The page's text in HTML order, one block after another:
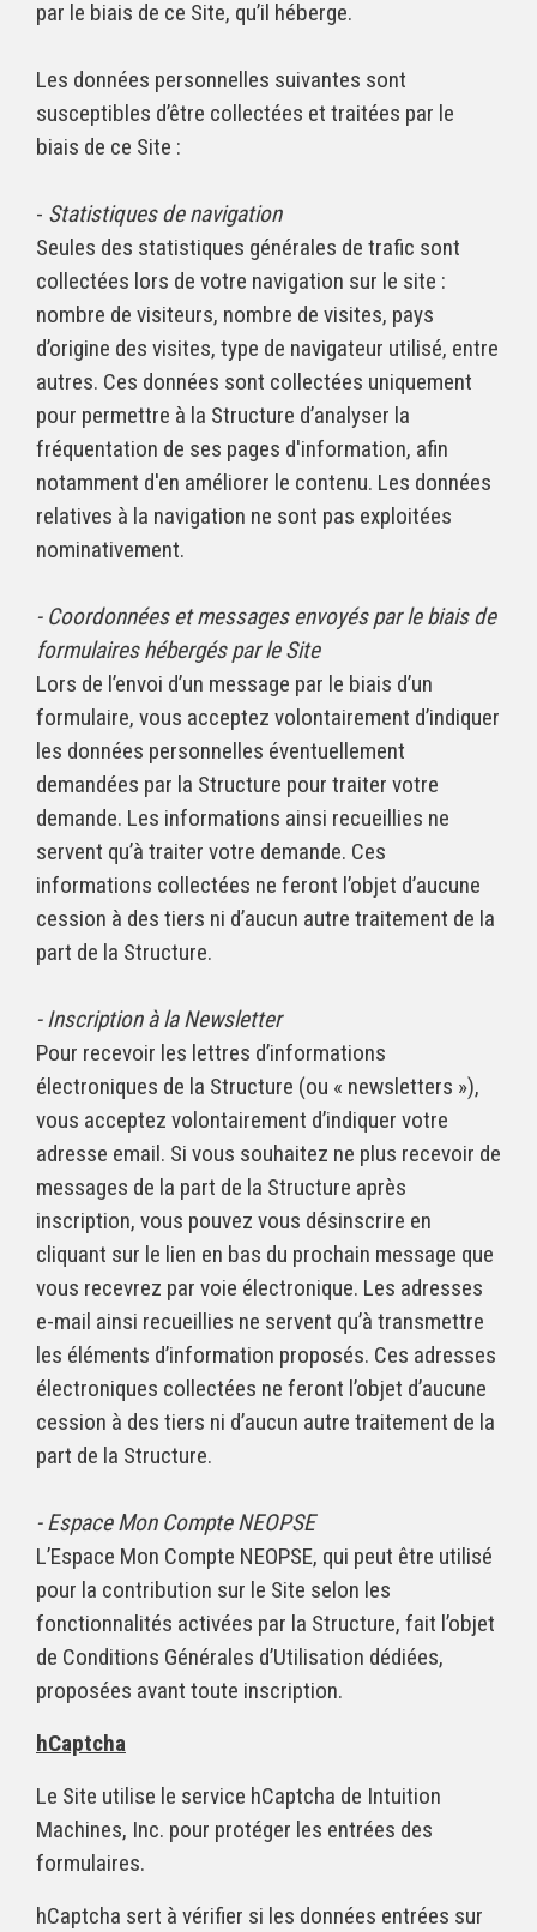
par le biais de ce Site, qu’il héberge.
Les données personnelles suivantes sont
susceptibles d’être collectées et traitées par le
biais de ce Site :
- Statistiques de navigation
Seules des statistiques générales de trafic sont
collectées lors de votre navigation sur le site :
nombre de visiteurs, nombre de visites, pays
d’origine des visites, type de navigateur utilisé, entre
autres. Ces données sont collectées uniquement
pour permettre à la Structure d’analyser la
fréquentation de ses pages d'information, afin
notamment d'en améliorer le contenu. Les données
relatives à la navigation ne sont pas exploitées
nominativement.
- Coordonnées et messages envoyés par le biais de
formulaires hébergés par le Site
Lors de l’envoi d’un message par le biais d’un
formulaire, vous acceptez volontairement d’indiquer
les données personnelles éventuellement
demandées par la Structure pour traiter votre
demande. Les informations ainsi recueillies ne
servent qu’à traiter votre demande. Ces
informations collectées ne feront l’objet d’aucune
cession à des tiers ni d’aucun autre traitement de la
part de la Structure.
- Inscription à la Newsletter
Pour recevoir les lettres d’informations
électroniques de la Structure (ou « newsletters »),
vous acceptez volontairement d’indiquer votre
adresse email. Si vous souhaitez ne plus recevoir de
messages de la part de la Structure après
inscription, vous pouvez vous désinscrire en
cliquant sur le lien en bas du prochain message que
vous recevrez par voie électronique. Les adresses
e-mail ainsi recueillies ne servent qu’à transmettre
les éléments d’information proposés. Ces adresses
électroniques collectées ne feront l’objet d’aucune
cession à des tiers ni d’aucun autre traitement de la
part de la Structure.
- Espace Mon Compte NEOPSE
L’Espace Mon Compte NEOPSE, qui peut être utilisé
pour la contribution sur le Site selon les
fonctionnalités activées par la Structure, fait l’objet
de Conditions Générales d’Utilisation dédiées,
proposées avant toute inscription.
hCaptcha
Le Site utilise le service hCaptcha de Intuition
Machines, Inc. pour protéger les entrées des
formulaires.
hCaptcha sert à vérifier si les données entrées sur